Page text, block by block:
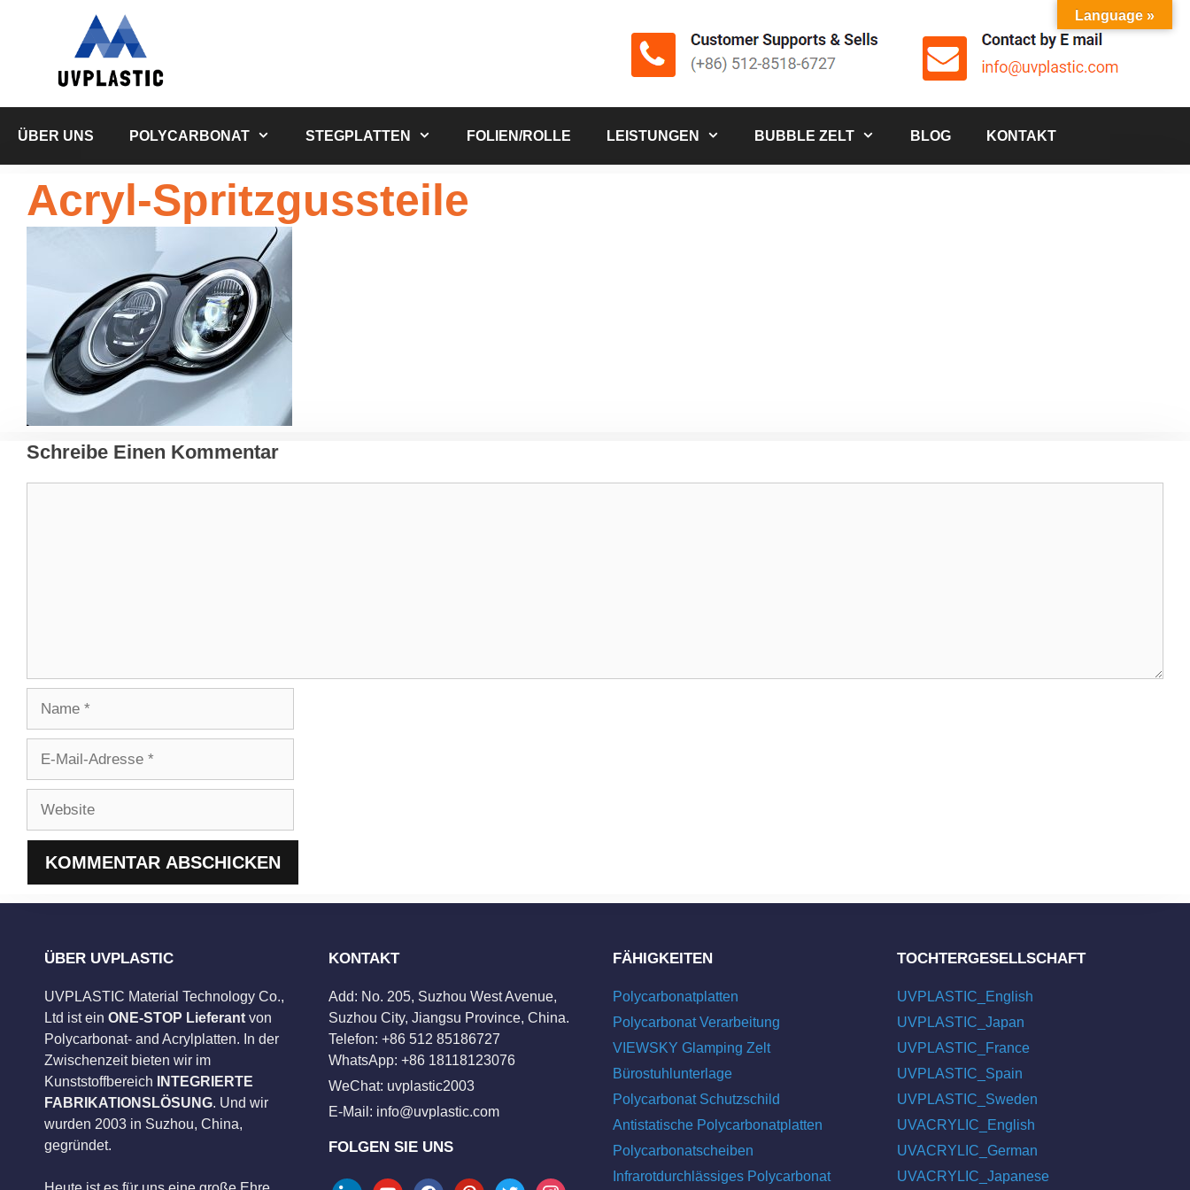
ÜBER UNS POLYCARBONAT STEGPLATTEN FOLIEN/ROLLE LEISTUNGEN BUBBLE ZELT BLOG KONTAKT
Acryl-Spritzgussteile
Schreibe Einen Kommentar
Adresse
ÜBER UVPLASTIC
UVPLASTIC Material Technology Co.,
Ltd ist ein ONE-STOP Lieferant von
Polycarbonat- and Acrylplatten. In der
Zwischenzeit bieten wir im
Kunststoffbereich
INTEGRIERTE
FABRIKATIONSLÖSUNG. Und wir
wurden 2003 in Suzhou, China,
gegründet.
KONTAKT
Add: No. 205, Suzhou West Avenue,
Suzhou City, Jiangsu Province, China.
Telefon: +86 512 85186727
WhatsApp: +86 18118123076
WeChat: uvplastic2003
E-Mail: info@uvplastic.com
FOLGEN SIE UNS
FÄHIGKEITEN
Polycarbonatplatten
Polycarbonat Verarbeitung
VIEWSKY Glamping Zelt
Bürostuhlunterlage
Polycarbonat Schutzschild
Antistatische Polycarbonatplatten
Polycarbonatscheiben
Infrarotdurchlässiges Polycarbonat
TOCHTERGESELLSCHAFT
UVPLASTIC_English
UVPLASTIC_Japan
UVPLASTIC_France
UVPLASTIC_Spain
UVPLASTIC_Sweden
UVACRYLIC_English
UVACRYLIC_German
UVACRYLIC_Japanese
Language »